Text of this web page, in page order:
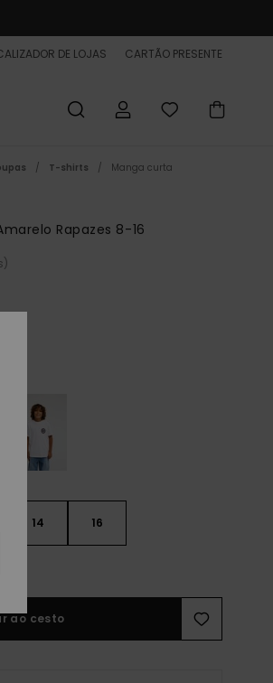
DE LOJAS CARTÃO PRESENTE
T-shirts Manga curta
Rapazes 8-16
14 16
ao cesto